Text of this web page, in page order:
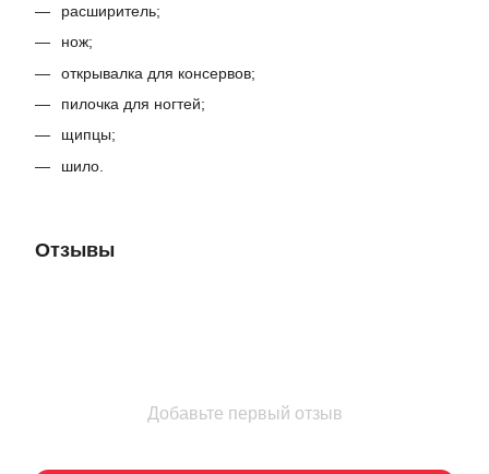
расширитель;
нож;
открывалка для консервов;
пилочка для ногтей;
щипцы;
шило.
Отзывы
Добавьте первый отзыв